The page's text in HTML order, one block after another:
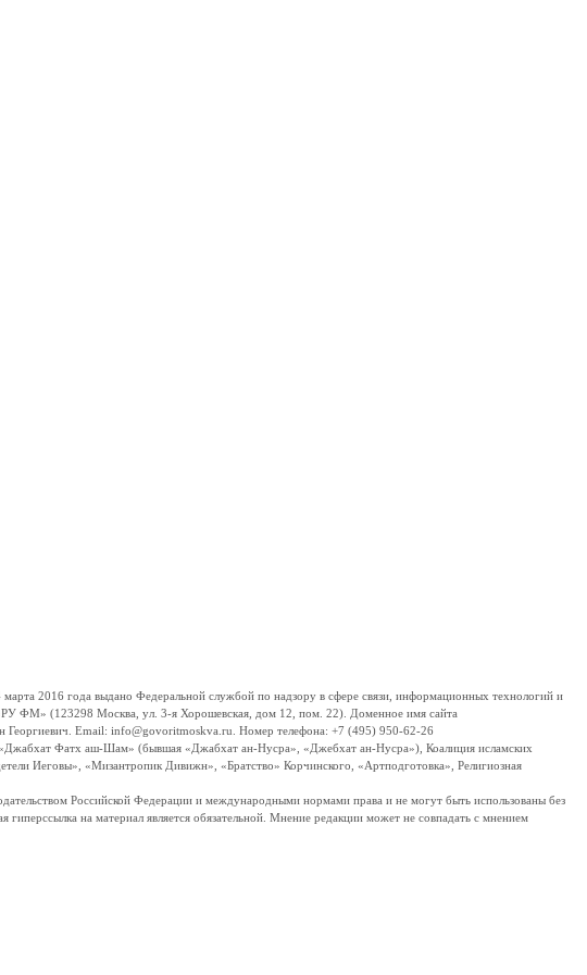
2016 года выдано Федеральной службой по надзору в сфере связи, информационных технологий и
ФМ» (123298 Москва, ул. 3-я Хорошевская, дом 12, пом. 22). Доменное имя сайта
Георгиевич. Email: info@govoritmoskva.ru. Номер телефона: +7 (495) 950-62-26
Фатх аш-Шам» (бывшая «Джабхат ан-Нусра», «Джебхат ан-Нусра»), Коалиция исламских
Иеговы», «Мизантропик Дивижн», «Братство» Корчинского, «Артподготовка», Религиозная
Российской Федерации и международными нормами права и не могут быть использованы без
на материал является обязательной. Мнение редакции может не совпадать с мнением